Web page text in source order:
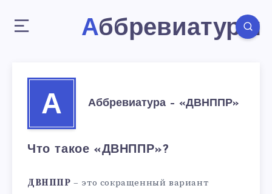
Аббревиатуры
А Аббревиатура – «ДВНППР»
Что такое «ДВНППР»?
ДВНППР – это сокращенный вариант